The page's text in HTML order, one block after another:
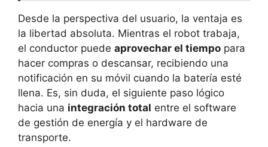
Desde la perspectiva del usuario, la ventaja es
la libertad absoluta. Mientras el robot trabaja,
el conductor puede aprovechar el tiempo para
hacer compras o descansar, recibiendo una
notificación en su móvil cuando la batería esté
llena. Es, sin duda, el siguiente paso lógico
hacia una integración total entre el software
de gestión de energía y el hardware de
transporte.